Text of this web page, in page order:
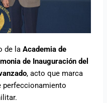
de laAcademia de
de Inauguración del
, acto que marca
perfeccionamiento